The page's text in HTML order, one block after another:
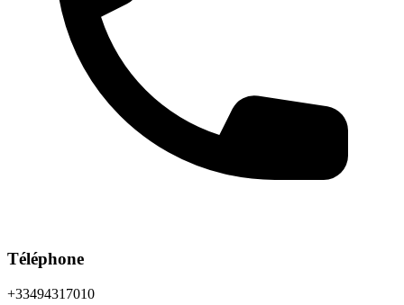
Téléphone
+33494317010